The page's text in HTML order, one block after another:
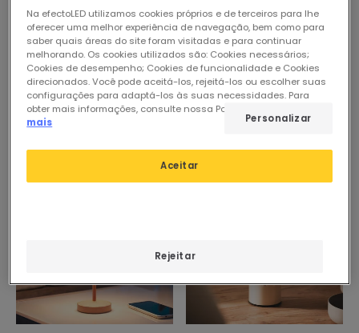
-20%
Na efectoLED utilizamos cookies próprios e de terceiros para lhe
oferecer uma melhor experiência de navegação, bem como para
saber quais áreas do site foram visitadas e para continuar
melhorando. Os cookies utilizados são: Cookies necessários;
Cookies de desempenho; Cookies de funcionalidade e Cookies
direcionados. Você pode aceitá-los, rejeitá-los ou escolher suas
configurações para adaptá-los às suas necessidades. Para
obter mais informações, consulte nossa Política de Cookies.
mais
Rejeitar
Aceitar
Personalizar